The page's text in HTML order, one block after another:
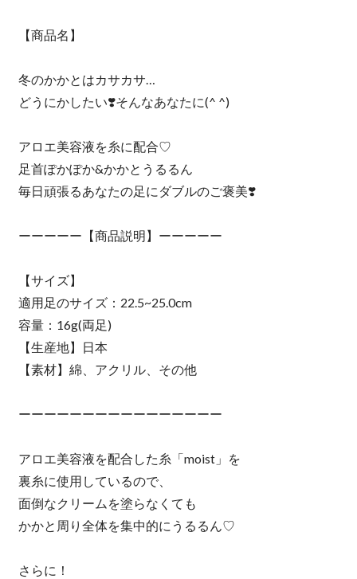
【商品名】
冬のかかとはカサカサ…
どうにかしたい❣️そんなあなたに(^ ^)
アロエ美容液を糸に配合♡
足首ぽかぽか&かかとうるるん
毎日頑張るあなたの足にダブルのご褒美❣️
ーーーーー【商品説明】ーーーーー
【サイズ】
適用足のサイズ：22.5~25.0cm
容量：16g(両足)
【生産地】日本
【素材】綿、アクリル、その他
ーーーーーーーーーーーーーーーー
アロエ美容液を配合した糸「moist」を
裏糸に使用しているので、
面倒なクリームを塗らなくても
かかと周り全体を集中的にうるるん♡
さらに！